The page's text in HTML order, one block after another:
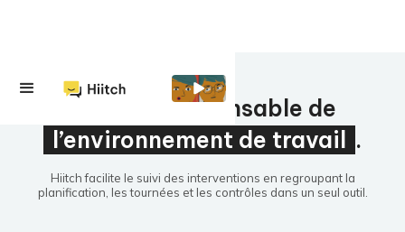
L’outil indispensable de
l’environnement de travail .
Hiitch facilite le suivi des interventions en regroupant la
planification, les tournées et les contrôles dans un seul outil.